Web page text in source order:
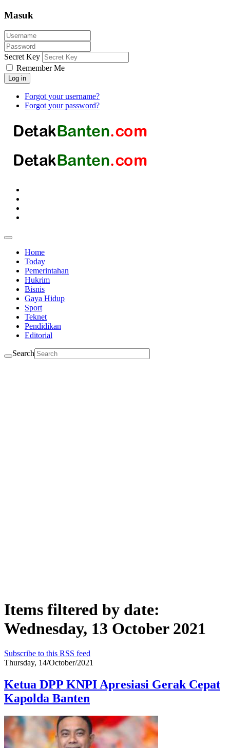
Masuk
Secret Key
Remember Me
Log in
Forgot your username?
Forgot your password?
Home
Today
Pemerintahan
Hukrim
Bisnis
Gaya Hidup
Sport
Teknet
Pendidikan
Editorial
Search
Items filtered by date:
Wednesday, 13 October 2021
Subscribe to this RSS feed
Thursday, 14/October/2021
Ketua DPP KNPI Apresiasi Gerak Cepat
Kapolda Banten